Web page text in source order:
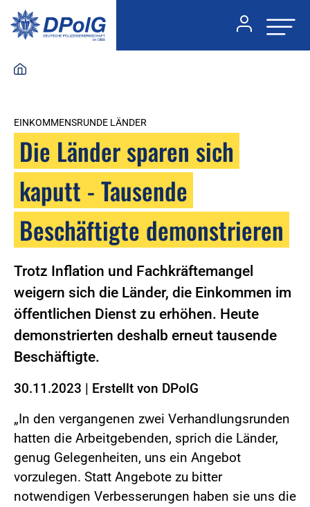
EINKOMMENSRUNDE LÄNDER
Die Länder sparen sich
kaputt - Tausende
Beschäftigte demonstrieren
Trotz Inflation und Fachkräftemangel
weigern sich die Länder, die Einkommen im
öffentlichen Dienst zu erhöhen. Heute
demonstrierten deshalb erneut tausende
Beschäftigte.
30.11.2023 | Erstellt von DPolG
„In den vergangenen zwei Verhandlungsrunden
hatten die Arbeitgebenden, sprich die Länder,
genug Gelegenheiten, uns ein Angebot
vorzulegen. Statt Angebote zu bitter
notwendigen Verbesserungen haben sie uns die